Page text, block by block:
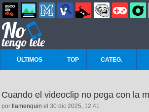
ÚLTIMOS TOP CATEG.
Cuando el videoclip no pega con la
por flamenquin el 30 dic 2025, 12:41